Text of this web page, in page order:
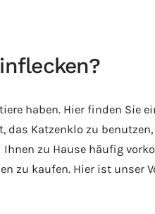
haben. Hier finden Sie
das Katzenklo zu
zu Hause häufig
zu kaufen. Hier ist unser